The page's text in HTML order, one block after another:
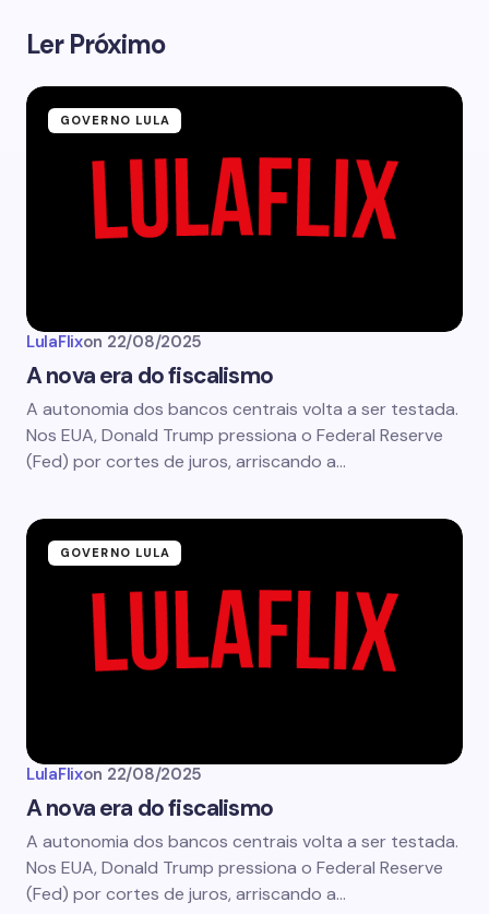
Ler Próximo
GOVERNO LULA
LulaFlixon 22/08/2025
A nova era do fiscalismo
A autonomia dos bancos centrais volta a ser testada.
Nos EUA, Donald Trump pressiona o Federal Reserve
(Fed) por cortes de juros, arriscando a…
GOVERNO LULA
LulaFlixon 22/08/2025
A nova era do fiscalismo
A autonomia dos bancos centrais volta a ser testada.
Nos EUA, Donald Trump pressiona o Federal Reserve
(Fed) por cortes de juros, arriscando a…